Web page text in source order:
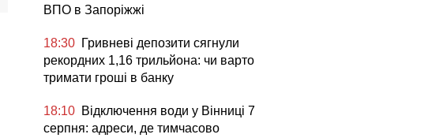
ВПО в Запоріжжі
18:30 Гривневі депозити сягнули
рекордних 1,16 трильйона: чи варто
тримати гроші в банку
18:10 Відключення води у Вінниці 7
серпня: адреси, де тимчасово